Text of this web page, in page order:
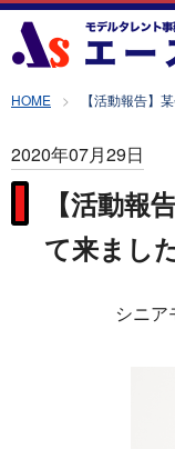
HOME 【活動報告】
2020年07月29日
【活動報
て来まし
シニア